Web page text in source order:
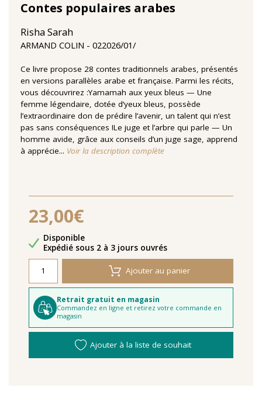
Contes populaires arabes
Risha Sarah
ARMAND COLIN 02‏/01‏/2026
Ce livre propose 28 contes traditionnels arabes, présentés
en versions parallèles arabe et française. Parmi les récits,
vous découvrirez :Yamamah aux yeux bleus — Une
femme légendaire, dotée d’yeux bleus, possède
l’extraordinaire don de prédire l’avenir, un talent qui n’est
pas sans conséquences !Le juge et l’arbre qui parle — Un
homme avide, grâce aux conseils d’un juge sage, apprend
à apprécie... Voir la description complète
23,00€
Disponibilité
Disponible
Délais de livraison
Expédié sous 2 à 3 jours ouvrés
Ajouter au panier
Retrait gratuit en magasin
Commandez en ligne et retirez votre commande en
magasin
Ajouter à la liste de souhait